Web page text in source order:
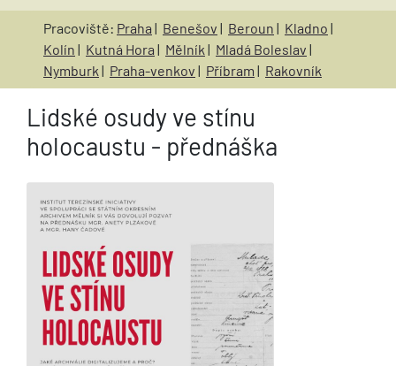
Pracoviště: Praha | Benešov | Beroun | Kladno |
Kolín | Kutná Hora | Mělník | Mladá Boleslav |
Nymburk | Praha-venkov | Příbram | Rakovník
Lidské osudy ve stínu
holocaustu - přednáška